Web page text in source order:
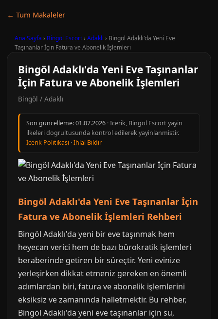
← Tum Makaleler
Ana Sayfa › Bingöl Escort› Adaklı › Bingöl Adaklı'da Yeni Eve
Taşınanlar İçin Fatura ve Abonelik İşlemleri
Bingöl Adaklı'da Yeni Eve Taşınanlar
İçin Fatura ve Abonelik İşlemleri
Bingöl / Adaklı
Son guncelleme:01.07.2026 · Icerik, Bingöl Escort yayin
ilkeleri dogrultusunda kontrol edilerek yayinlanmistir.
Icerik Politikasi ·Ihlal Bildir
Bingöl Adaklı'da Yeni Eve Taşınanlar İçin
Fatura ve Abonelik İşlemleri Rehberi
Bingöl Adaklı'da yeni bir eve taşınmak hem
heyecan verici hem de bazı bürokratik işlemleri
beraberinde getiren bir süreçtir. Yeni evinize
yerleşirken dikkat etmeniz gereken en önemli
adımlardan biri, fatura ve abonelik işlemlerini
eksiksiz ve zamanında halletmektir. Bu rehber,
Bingöl Adaklı'da yeni eve taşınanlar için su,